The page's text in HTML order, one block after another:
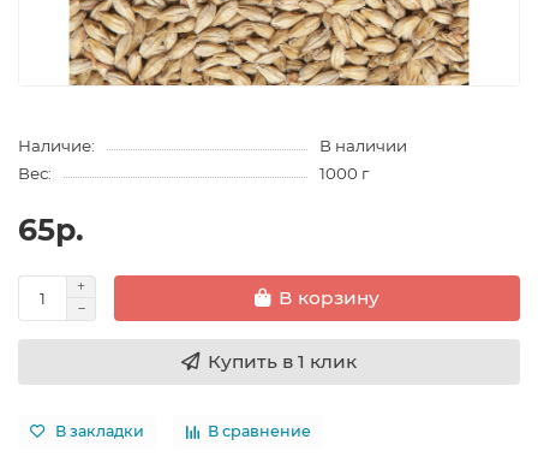
Наличие:
В наличии
Вес:
1000 г
65р.
В корзину
Купить в 1 клик
В закладки В сравнение